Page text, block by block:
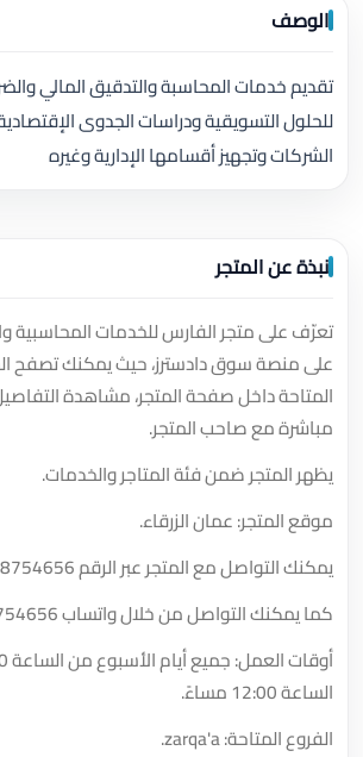
الوصف
تقديم خدمات المحاسبة والتدقيق المالي
للحلول التسويقية ودراسات الجدوى
الشركات وتجهيز أقسامها الإدارية وغيره
نبذة عن المتجر
تعرّف على متجر الفارس للخدمات المحاسبية
على منصة سوق دادسترز، حيث يمكنك تصفح
المتاحة داخل صفحة المتجر، مشاهدة
مباشرة مع صاحب المتجر.
يظهر المتجر ضمن فئة المتاجر والخدمات.
موقع المتجر: عمان الزرقاء.
يمكنك التواصل مع المتجر عبر الرقم
كما يمكنك التواصل من خلال واتساب
الساعة 12:00 مساءً.
الفروع المتاحة: zarqa'a.